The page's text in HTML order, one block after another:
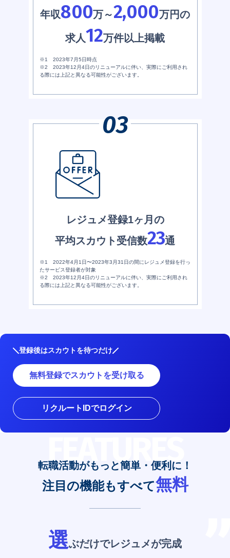
年収800万～2,000万円の
求人12万件以上掲載
※1 2023年7月5日時点
※2 2023年12月4日のリニューアルに伴い、実際にご利用され
る際には上記と異なる可能性がございます。
レジュメ登録1ヶ月の
平均スカウト受信数23通
※1 2022年4月1日〜2023年3月31日の間にレジュメ登録を行っ
たサービス登録者が対象
※2 2023年12月4日のリニューアルに伴い、実際にご利用され
る際には上記と異なる可能性がございます。
登録後はスカウトを待つだけ
無料登録でスカウトを受け取る
リクルートIDでログイン
FEATURES
転職活動がもっと簡単・便利に！
注目の機能もすべて無料
選ぶだけでレジュメが完成